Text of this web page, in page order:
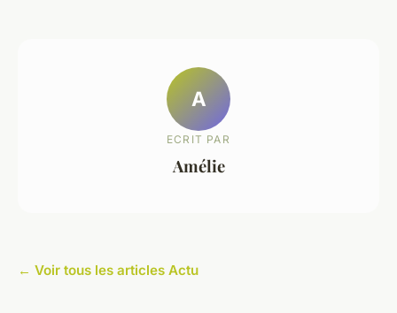
A
ECRIT PAR
Amélie
← Voir tous les articles Actu